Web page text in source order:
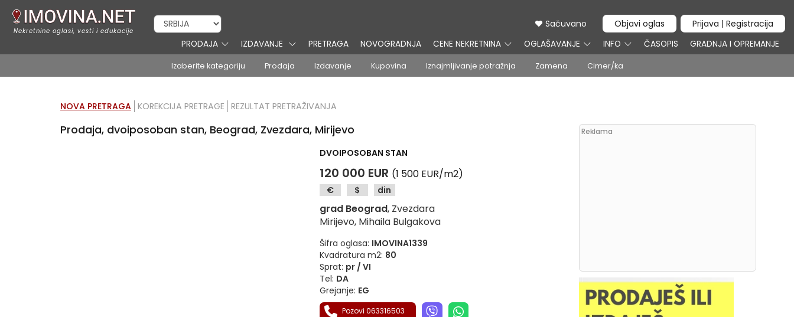
Nekretnine oglasi, vesti i edukacije
Sačuvano Objavi oglas Prijava | Registracija
PRODAJA IZDAVANJE PRETRAGA NOVOGRADNJA CENE NEKRETNINA OGLAŠAVANJE INFO ČASOPIS GRADNJA I OPREMANJE
Izaberite kategoriju Prodaja Izdavanje Kupovina Iznajmljivanje potražnja Zamena Cimer/ka
NOVA PRETRAGA KOREKCIJA PRETRAGE REZULTAT PRETRAŽIVANJA
Prodaja, dvoiposoban stan, Beograd, Zvezdara, Mirijevo
DVOIPOSOBAN STAN
120 000 EUR (1 500 EUR/m2)
€ $ din
grad Beograd, Zvezdara
Mirijevo, Mihaila Bulgakova
Šifra oglasa: IMOVINA1339
Kvadratura m2: 80
Sprat: pr / VI
Tel: DA
Grejanje: EG
Pozovi 063316503
Reklama